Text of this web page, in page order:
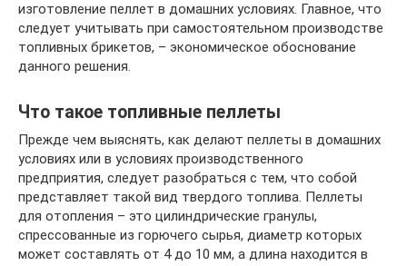
изготовление пеллет в домашних условиях. Главное, что
следует учитывать при самостоятельном производстве
топливных брикетов, – экономическое обоснование
данного решения.
Что такое топливные пеллеты
Прежде чем выяснять, как делают пеллеты в домашних
условиях или в условиях производственного
предприятия, следует разобраться с тем, что собой
представляет такой вид твердого топлива. Пеллеты
для отопления – это цилиндрические гранулы,
спрессованные из горючего сырья, диаметр которых
может составлять от 4 до 10 мм, а длина находится в